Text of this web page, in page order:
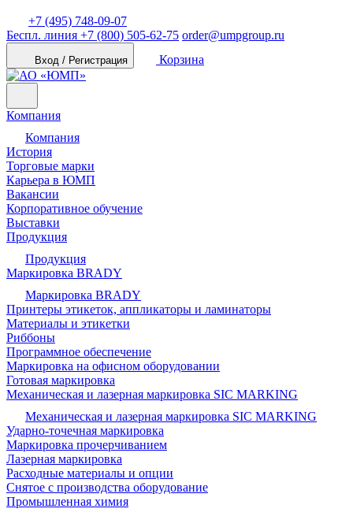
+7 (495) 748-09-07
Беспл. линия +7 (800) 505-62-75 order@umpgroup.ru
Вход / Регистрация Корзина
Компания
Компания
История
Торговые марки
Карьера в ЮМП
Вакансии
Корпоративное обучение
Выставки
Продукция
Продукция
Маркировка BRADY
Маркировка BRADY
Принтеры этикеток, аппликаторы и ламинаторы
Материалы и этикетки
Риббоны
Программное обеспечение
Маркировка на офисном оборудовании
Готовая маркировка
Механическая и лазерная маркировка SIC MARKING
Механическая и лазерная маркировка SIC MARKING
Ударно-точечная маркировка
Маркировка прочерчиванием
Лазерная маркировка
Расходные материалы и опции
Снятое с производства оборудование
Промышленная химия